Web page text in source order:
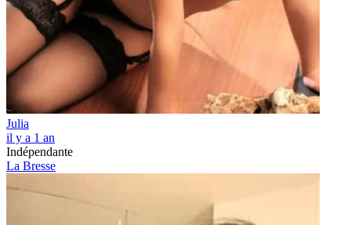
Julia
il y a 1 an
Indépendante
La Bresse